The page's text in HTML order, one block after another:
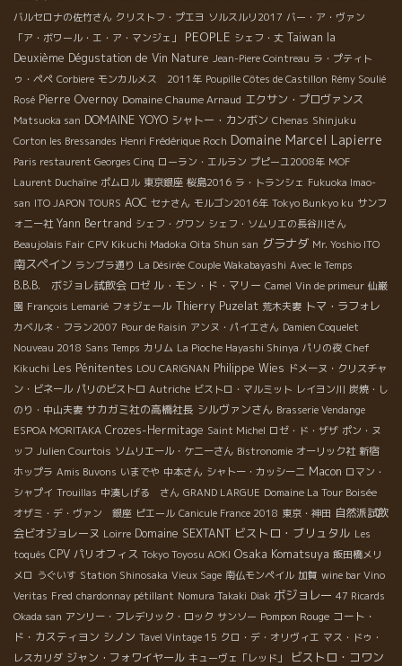
バルセロナの佐竹さん クリストフ・プエヨ ソルスルリ2017 バー・ア・ヴァン
「ア・ボワール・エ・ア・マンジェ」
PEOPLE シェフ・丈 Taiwan la
Deuxième Dégustation de Vin Nature Jean-Piere Cointreau ラ・プティト
ゥ・ペペ Corbiere モンカルメス 2011年 Poupille Côtes de Castillon Rémy Soulié
Rosé Pierre Overnoy Domaine Chaume Arnaud エクサン・プロヴァンス
Matsuoka san DOMAINE YOYO シャトー・カンボン Chenas Shinjuku
Corton les Bressandes Henri Frédérique Roch Domaine Marcel Lapierre
Paris restaurent Georges Cinq ローラン・エルラン プピーユ2008年 MOF
Laurent Duchaîne ポムロル 東京銀座 桜島2016 ラ・トランシェ Fukuoka Imao-
san ITO JAPON TOURS AOC セナさん モルゴン2016年 Tokyo Bunkyo ku サンフ
ォニー社 Yann Bertrand シェフ・グワン シェフ・ソムリエの長谷川さん
Beaujolais Fair CPV Kikuchi Madoka Oita Shun san グラナダ Mr. Yoshio ITO
南スペイン ランブラ通り La Désirée Couple Wakabayashi Avec le Temps
B.B.B. ボジョレ試飲会 ロゼ ル・モン・ド・マリー Camel Vin de primeur 仙巌
園 François Lemarié フォジェール Thierry Puzelat 荒木夫妻 トマ・ラフォレ
カベルネ・フラン2007 Pour de Raisin アンヌ・パイエさん Damien Coquelet
Nouveau 2018 Sans Temps カリム La Pioche Hayashi Shinya パリの夜 Chef
Kikuchi Les Pénitentes LOU CARIGNAN Philippe Wies ドメーヌ・クリスチャ
ン・ビネール パリのビストロ Autriche ビストロ・マルミット レイヨン川 炭焼・し
のり・中山夫妻 サカガミ社の高橋社長 シルヴァンさん Brasserie Vendange
ESPOA MORITAKA Crozes-Hermitage Saint Michel ロゼ・ド・ザザ ポン・ヌ
ッフ Julien Courtois ソムリエール・ケニーさん Bistronomie オーリック社 新宿
ホップラ Amis Buvons いまでや 中本さん シャトー・カッシーニ Macon ロマン・
シャプイ Trouillas 中湊しげる さん GRAND LARGUE Domaine La Tour Boisée
オザミ・デ・ヴァン 銀座 ピエール Canicule France 2018 東京・神田 自然派試飲
会ビオジョレーヌ Loirre Domaine SEXTANT ビストロ・ブリュタル Les
toqués CPV パリオフィス Tokyo Toyosu AOKI Osaka Komatsuya 飯田橋メリ
メロ うぐいす Station Shinosaka Vieux Sage 南仏モンペイル 加賀 wine bar Vino
Veritas Fred chardonnay pétillant Nomura Takaki Diak ボジョレー 47 Ricards
Okada san アンリー・フレデリック・ロック サンソー Pompon Rouge コート・
ド・カスティヨン シノン Tavel Vintage 15 クロ・デ・オリヴィエ マス・ドゥ・
レスカリダ ジャン・フォワイヤール キューヴェ「レッド」
ビストロ・コワン